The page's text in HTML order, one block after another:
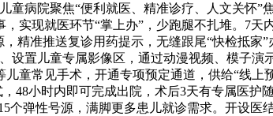
病院聚焦“便利就医、精准诊疗、人文关怀
实现就医环节“掌上办”，少跑腿不扎堆。7
精准推送复诊用药提示，无缝跟尾“快检抵
设置儿童专属影像区，通过动漫视频、模子
童常见手术，开通专项预定通道，供给“线
48小时内即可完成出院，术后3天有专属医
个弹性号源，满脚更多患儿就诊需求。开设